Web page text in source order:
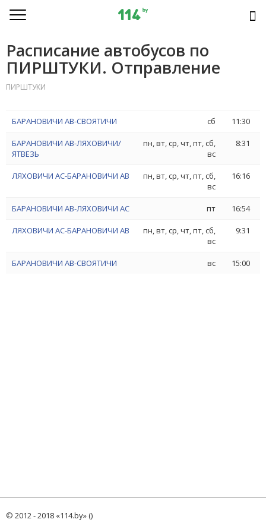
Расписание автобусов по
ПИРШТУКИ. Отправление
ПИРШТУКИ
БАРАНОВИЧИ АВ-СВОЯТИЧИ сб 11:30
БАРАНОВИЧИ АВ-ЛЯХОВИЧИ/
ЯТВЕЗЬ
пн, вт, ср, чт, пт, сб,
вс
8:31
ЛЯХОВИЧИ АС-БАРАНОВИЧИ АВ
пн, вт, ср, чт, пт, сб,
вс
16:16
БАРАНОВИЧИ АВ-ЛЯХОВИЧИ АС пт 16:54
ЛЯХОВИЧИ АС-БАРАНОВИЧИ АВ
пн, вт, ср, чт, пт, сб,
вс
9:31
БАРАНОВИЧИ АВ-СВОЯТИЧИ вс 15:00
© 2012 - 2018 «114.by» ()